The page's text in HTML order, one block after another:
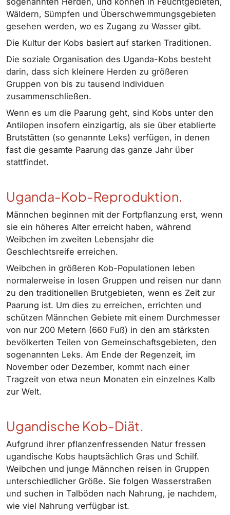
Wäldern, Sümpfen und Überschwemmungsgebieten
gesehen werden, wo es Zugang zu Wasser gibt.
Die Kultur der Kobs basiert auf starken Traditionen.
Die soziale Organisation des Uganda-Kobs besteht
darin, dass sich kleinere Herden zu größeren
Gruppen von bis zu tausend Individuen
zusammenschließen.
Wenn es um die Paarung geht, sind Kobs unter den
Antilopen insofern einzigartig, als sie über etablierte
Brutstätten (so genannte Leks) verfügen, in denen
fast die gesamte Paarung das ganze Jahr über
stattfindet.
Uganda-Kob-Reproduktion.
Männchen beginnen mit der Fortpflanzung erst, wenn
sie ein höheres Alter erreicht haben, während
Weibchen im zweiten Lebensjahr die
Geschlechtsreife erreichen.
Weibchen in größeren Kob-Populationen leben
normalerweise in losen Gruppen und reisen nur dann
zu den traditionellen Brutgebieten, wenn es Zeit zur
Paarung ist. Um dies zu erreichen, errichten und
schützen Männchen Gebiete mit einem Durchmesser
von nur 200 Metern (660 Fuß) in den am stärksten
bevölkerten Teilen von Gemeinschaftsgebieten, den
sogenannten Leks. Am Ende der Regenzeit, im
November oder Dezember, kommt nach einer
Tragzeit von etwa neun Monaten ein einzelnes Kalb
zur Welt.
Ugandische Kob-Diät.
Aufgrund ihrer pflanzenfressenden Natur fressen
ugandische Kobs hauptsächlich Gras und Schilf.
Weibchen und junge Männchen reisen in Gruppen
unterschiedlicher Größe. Sie folgen Wasserstraßen
und suchen in Talböden nach Nahrung, je nachdem,
wie viel Nahrung verfügbar ist.